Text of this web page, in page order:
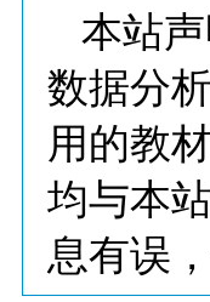
本站声
数据分
用的教
均与本
息有误